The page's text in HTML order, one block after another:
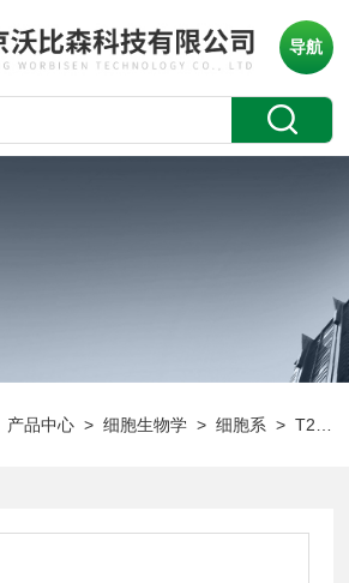
导航
产品中心 >细胞生物学 >细胞系 > T25人高转移肝癌细胞 MHCC97H CLH1277